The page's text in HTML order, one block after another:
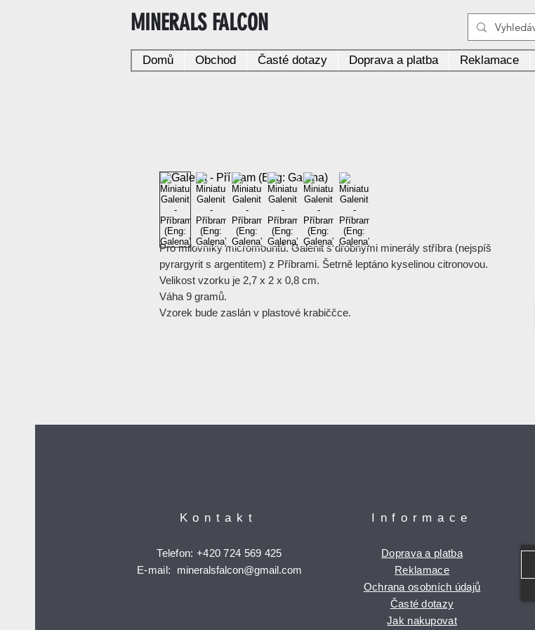
MINERALS FALCON
Domů Obchod Časté dotazy Doprava a platba Reklamace
Pro milovníky micromountů. Galenit s drobnými minerály stříbra (nejspíš
pyrargyrit s argentitem) z Příbrami. Šetrně leptáno kyselinou citronovou.
Velikost vzorku je 2,7 x 2 x 0,8 cm.
Váha 9 gramů.
Vzorek bude zaslán v plastové krabiččce.
Kontakt
Telefon: +420 724 569 425
E-mail: mineralsfalcon@gmail.com
Informace
Doprava a platba
Reklamace
Ochrana osobních údajů
Časté dotazy
Jak nakupovat